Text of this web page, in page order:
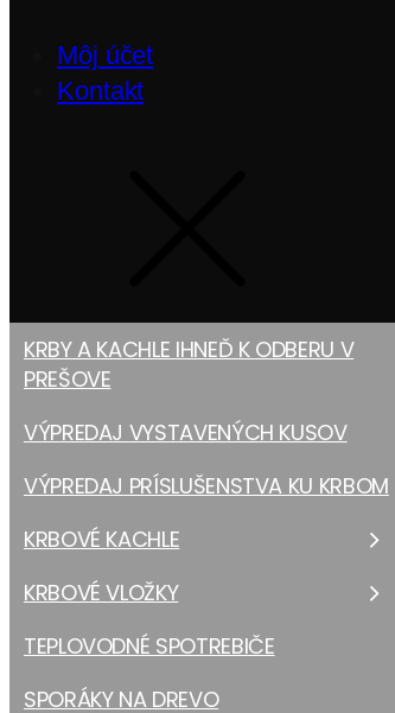
Môj účet
Kontakt
KRBY A KACHLE IHNEĎ K ODBERU V
PREŠOVE
VÝPREDAJ VYSTAVENÝCH KUSOV
VÝPREDAJ PRÍSLUŠENSTVA KU KRBOM
KRBOVÉ KACHLE
KRBOVÉ VLOŽKY
TEPLOVODNÉ SPOTREBIČE
SPORÁKY NA DREVO